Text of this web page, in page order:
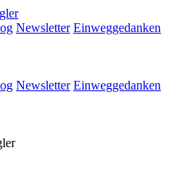
Newsletter Einweggedanken
Newsletter Einweggedanken